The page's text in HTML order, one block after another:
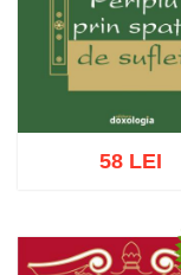
Adaugă în coș
58 LEI